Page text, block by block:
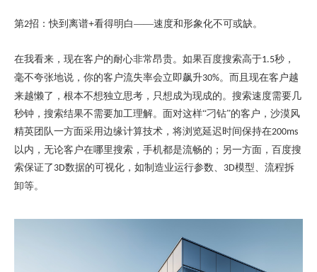
第2招：快到离谱+看得明白——速度和形象化不可或缺。
在我看来，现在客户的耐心非常昂贵。如果百度搜索高于1.5秒，
毫不夸张地说，你的客户流失率会立即飙升30%。而且现在客户越
来越懒了 ， 根本不想独立思考， 只想成为现成的。搜索速度需要几
秒钟，搜索结果不需要加工理解。 面对这样“刁钻”的客户，沙漠风
精英团队一方面采用边缘计算技术，将浏览延迟时间保持在200ms
以内，无论客户在哪里搜索，手机都是流畅的；另一方面，百度搜
索保证了 3D数据的可视化，如制造业运行参数、 3D模型、流程拆
卸等。